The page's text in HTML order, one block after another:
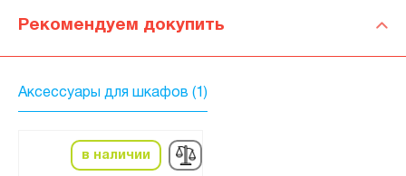
Рекомендуем докупить
Аксессуары для шкафов (1)
в наличии